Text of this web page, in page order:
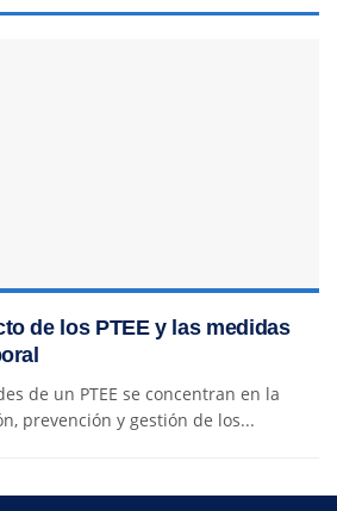
de los PTEE y las medidas
de un PTEE se concentran en la
prevención y gestión de los...